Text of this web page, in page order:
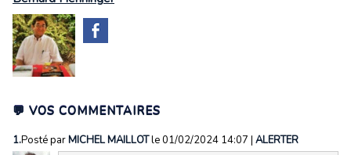
💬 VOS COMMENTAIRES
1.Posté parMICHEL MAILLOTle 01/02/2024 14:07 | ALERTER